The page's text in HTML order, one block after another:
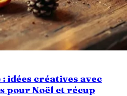
idées créatives avec
pour Noël et récup